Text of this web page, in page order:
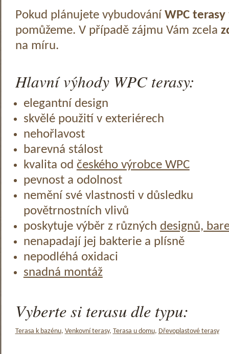
Pokud plánujete vybudování WPC terasy
pomůžeme. V případě zájmu Vám zcela
na míru.
Hlavní výhody WPC terasy:
elegantní design
skvělé použití v exteriérech
nehořlavost
barevná stálost
kvalita od českého výrobce WPC
pevnost a odolnost
nemění své vlastnosti v důsledku
povětrnostních vlivů
poskytuje výběr z různých designů,
nenapadají jej bakterie a plísně
nepodléhá oxidaci
snadná montáž
Vyberte si terasu dle typu:
Terasa k bazénu, Venkovní terasy, Terasa u domu, Dřevoplastové terasy